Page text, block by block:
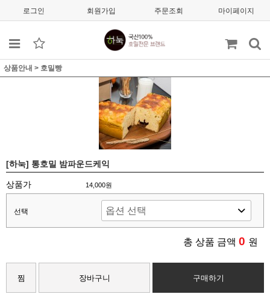
로그인 회원가입 주문조회 마이페이지
상품안내 > 호밀빵
[하눅] 통호밀 밤파운드케익
상품가 14,000원
선택
총 상품 금액 0 원
찜 장바구니 구매하기